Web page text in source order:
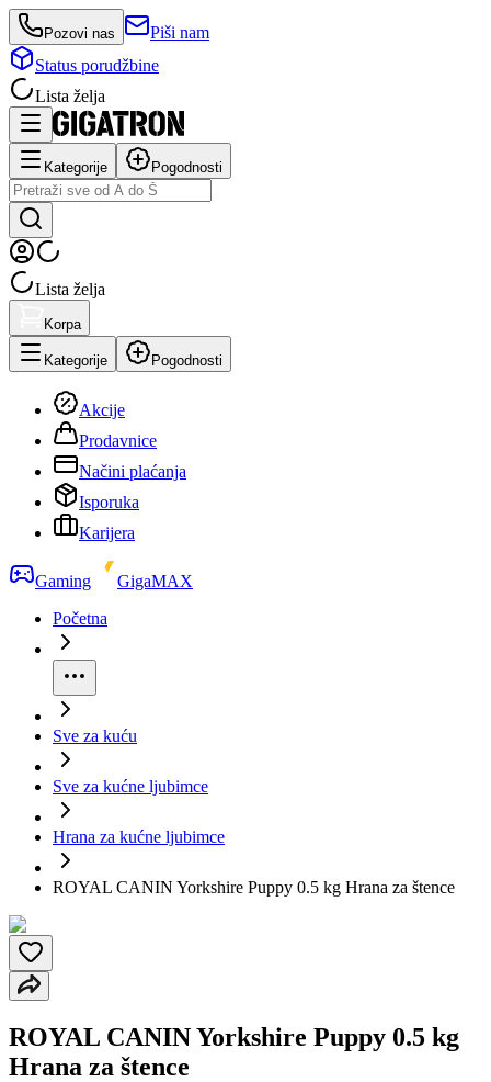
Pozovi nas
Piši nam
Status porudžbine
Lista želja
Kategorije Pogodnosti
Lista želja
Korpa
Kategorije Pogodnosti
Akcije
Prodavnice
Načini plaćanja
Isporuka
Karijera
Gaming
GigaMAX
Početna
Sve za kuću
Sve za kućne ljubimce
Hrana za kućne ljubimce
ROYAL CANIN Yorkshire Puppy 0.5 kg Hrana za štence
ROYAL CANIN Yorkshire Puppy 0.5 kg
Hrana za štence